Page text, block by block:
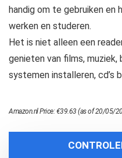
handig om te gebruiken en
werken en studeren.
Het is niet alleen een
genieten van films,
systemen installeren, cd’s
Amazon.nl Price:€39.63 (as of 20/05/